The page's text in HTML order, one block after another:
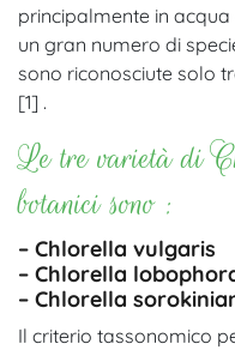
principalmente in acqua
un gran numero di
sono riconosciute solo
[1] .
Le tre varietà di
botanici sono :
– Chlorella vulgaris
– Chlorella
– Chlorella
Il criterio tassonomico